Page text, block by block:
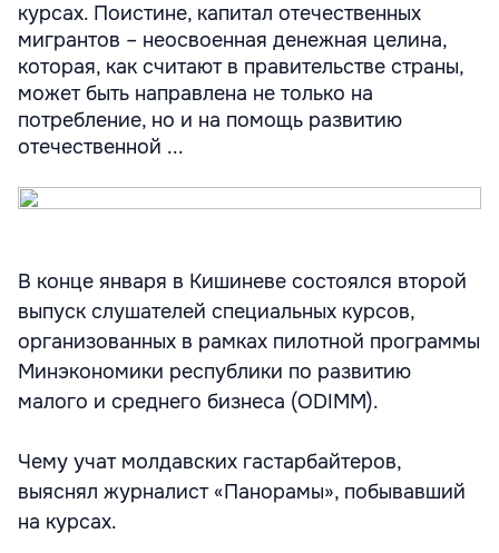
курсах. Поистине, капитал отечественных
мигрантов – неосвоенная денежная целина,
которая, как считают в правительстве страны,
может быть направлена не только на
потребление, но и на помощь развитию
отечественной ...
В конце января в Кишиневе состоялся второй
выпуск слушателей специальных курсов,
организованных в рамках пилотной программы
Минэкономики республики по развитию
малого и среднего бизнеса (ОDIMM).
Чему учат молдавских гастарбайтеров,
выяснял журналист «Панорамы», побывавший
на курсах.